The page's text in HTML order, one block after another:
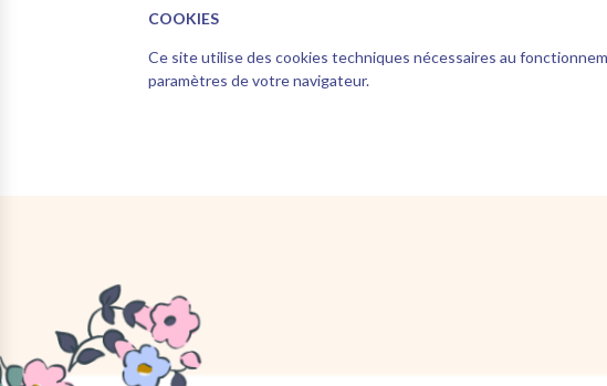
COOKIES
Ce site utilise des cookies techniques nécessaires au
paramètres de votre navigateur.